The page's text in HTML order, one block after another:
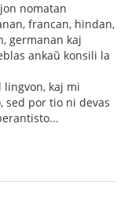
nomatan
francan, hindan,
germanan kaj
ankaŭ konsili la
kaj mi
sed por tio ni devas